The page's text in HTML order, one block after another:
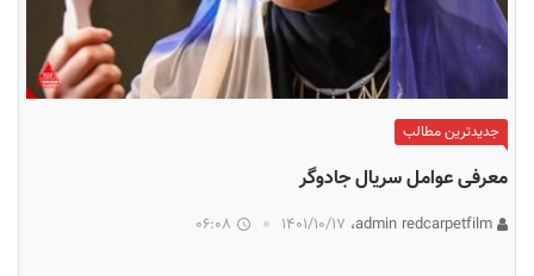
جدیدترین مطالب
معرفی عوامل سریال جادوگر
۱۴۰۱/۱۰/۱۷ 06:08